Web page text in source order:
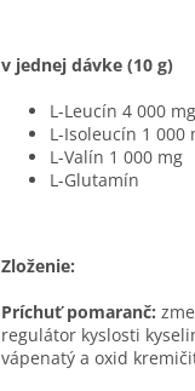
v jednej dávke (10 g)
L-Leucín 4 000 mg
L-Isoleucín 1 000
L-Valín 1 000 mg
L-Glutamín
Zloženie:
Príchuť pomaranč:
regulátor kyslosti
vápenatý a oxid